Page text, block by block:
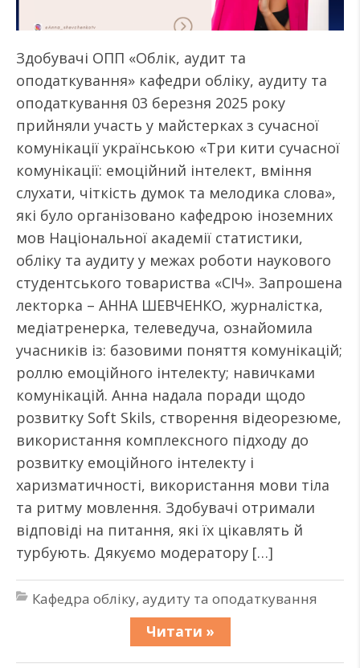
Здобувачі ОПП «Облік, аудит та
оподаткування» кафедри обліку, аудиту та
оподаткування 03 березня 2025 року
прийняли участь у майстерках з сучасної
комунікації українською «Три кити сучасної
комунікації: емоційний інтелект, вміння
слухати, чіткість думок та мелодика слова»,
які було організовано кафедрою іноземних
мов Національної академії статистики,
обліку та аудиту у межах роботи наукового
студентського товариства «СІЧ». Запрошена
лекторка – АННА ШЕВЧЕНКО, журналістка,
медіатренерка, телеведуча, ознайомила
учасників із: базовими поняття комунікацій;
роллю емоційного інтелекту; навичками
комунікацій. Анна надала поради щодо
розвитку Soft Skils, створення відеорезюме,
використання комплексного підходу до
розвитку емоційного інтелекту і
харизматичності, використання мови тіла
та ритму мовлення. Здобувачі отримали
відповіді на питання, які їх цікавлять й
турбують. Дякуємо модератору […]
Кафедра обліку, аудиту та оподаткування
Читати »